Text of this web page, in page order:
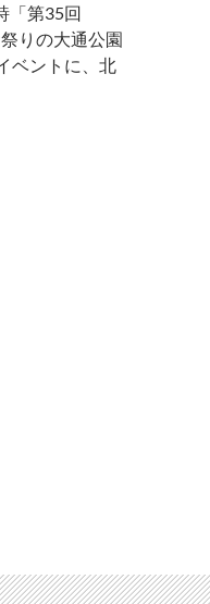
「第35回
りの大通公園
ベントに、北